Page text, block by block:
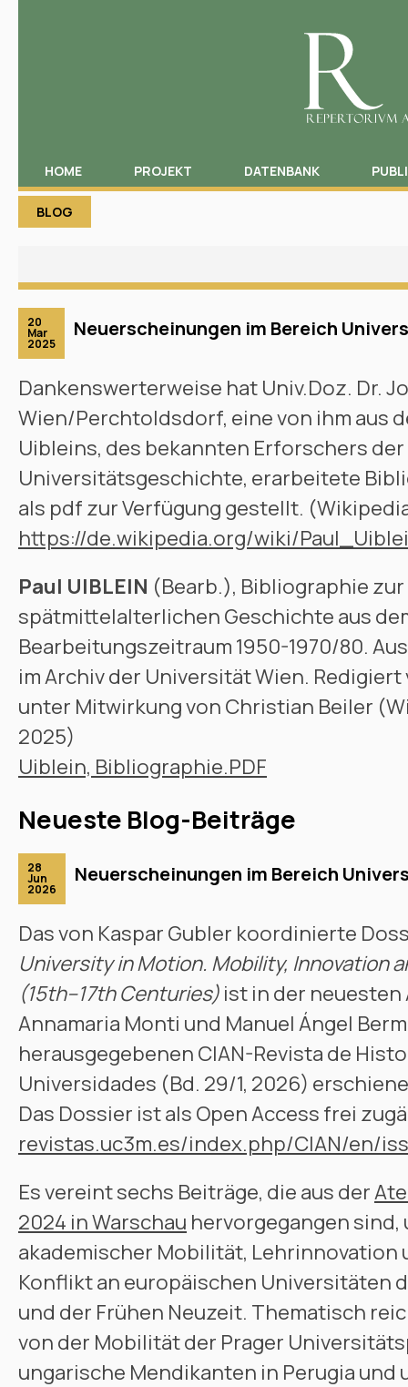
HOME PROJEKT DATENBANK
BLOG
20
Mar
2025
Neuerscheinungen im Bereich
Dankenswerterweise hat Univ.Doz. Dr.
Wien/Perchtoldsdorf, eine von ihm aus
Uibleins, des bekannten Erforschers
Universitätsgeschichte, erarbeitete
als pdf zur Verfügung gestellt.
https://de.wikipedia.org/wiki/
Paul UIBLEIN (Bearb.), Bibliographie zur
spätmittelalterlichen Geschichte aus
Bearbeitungszeitraum 1950-1970/80.
im Archiv der Universität Wien.
unter Mitwirkung von Christian Beiler
2025)
Uiblein, Bibliographie.PDF
Neueste Blog-Beiträge
28
Jun
2026
Neuerscheinungen im Bereich
Das von Kaspar Gubler koordinierte
University in Motion. Mobility, Innovation
(15th–17th Centuries)ist in der neuesten
Annamaria Monti und Manuel Ángel
herausgegebenen CIAN-Revista de
Universidades (Bd. 29/1, 2026)
Das Dossier ist als Open Access frei
revistas.uc3m.es/index.php/CIAN/en/
Es vereint sechs Beiträge, die aus der
2024 in Warschau hervorgegangen
akademischer Mobilität, Lehrinnovation
Konflikt an europäischen Universitäten
und der Frühen Neuzeit. Thematisch
von der Mobilität der Prager
ungarische Mendikanten in Perugia und